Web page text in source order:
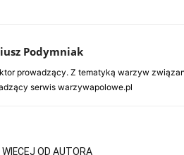
Podymniak
prowadzący. Z tematyką warzyw
serwis warzywapolowe.pl
WIĘCEJ OD AUTORA